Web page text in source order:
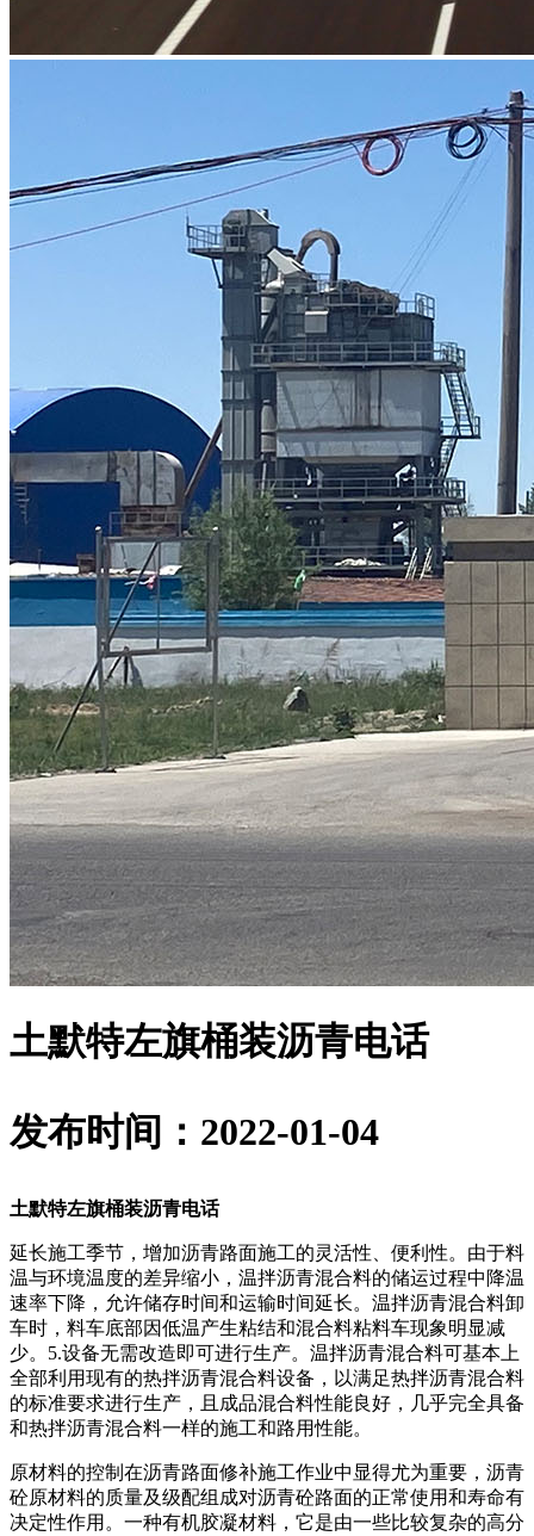
土默特左旗桶装沥青电话
发布时间：2022-01-04
土默特左旗桶装沥青电话
延长施工季节，增加沥青路面施工的灵活性、便利性。由于料
温与环境温度的差异缩小，温拌沥青混合料的储运过程中降温
速率下降，允许储存时间和运输时间延长。温拌沥青混合料卸
车时，料车底部因低温产生粘结和混合料粘料车现象明显减
少。5.设备无需改造即可进行生产。温拌沥青混合料可基本上
全部利用现有的热拌沥青混合料设备，以满足热拌沥青混合料
的标准要求进行生产，且成品混合料性能良好，几乎完全具备
和热拌沥青混合料一样的施工和路用性能。
原材料的控制在沥青路面修补施工作业中显得尤为重要，沥青
砼原材料的质量及级配组成对沥青砼路面的正常使用和寿命有
决定性作用。一种有机胶凝材料，它是由一些比较复杂的高分